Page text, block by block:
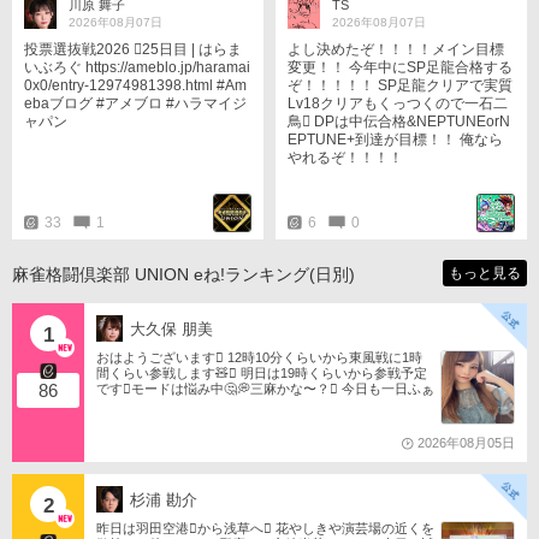
ナイト待ち合わせとなります。 ─
─なお注意事項として ①eアプリで
私にブロックされてる方、 して
いる方は参加出来ません。 (そも
そもこの投稿自体見えませんし) ②
明らかに相手に不快感を与えるス
タンプ (｢最悪ですわ｣など)の使
投稿は控えて下さい(特にミノタウ
ロス組)。 マッチング画面の投稿
はOKです。 よろしくお願いしま
川原 舞子
2026年08月07日
投票選抜戦2026 󾇟25日目 | はらま
いぶろぐ https://ameblo.jp/haramai
0x0/entry-12974981398.html #Am
ebaブログ #アメブロ #ハラマイジ
ャパン
33 1
TS
2026年08月07日
よし決めたぞ！！！！メイン目標
変更！！ 今年中にSP足龍合格する
ぞ！！！！！ SP足龍クリアで実質
Lv18クリアもくっつくので一石二
鳥󾮖 DPは中伝合格&NEPTUNEorN
EPTUNE+到達が目標！！ 俺なら
やれるぞ！！！！
6 0
麻雀格闘倶楽部 UNION eね!ランキング(日別) もっと見る
1
86
大久保 朋美
おはようございます󾀀️ 12時10分くらいから東風戦に1時
間くらい参戦します🧸󾬏 明日は19時くらいから参戦予定
です󾭨️モードは悩み中🤔💭三麻かな〜？󾠋️ 今日も一日ふぁ
2026年08月05日
2 杉浦 勘介
昨日は羽田空港󾟩️から浅草へ󾟠 花やしきや演芸場の近くを